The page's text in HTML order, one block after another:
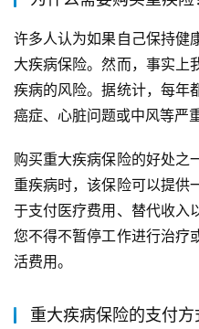
许多人认为如果自己保持健
大疾病保险。然而，事实上
疾病的风险。据统计，每年
癌症、心脏问题或中风等严
购买重大疾病保险的好处之
重疾病时，该保险可以提供
于支付医疗费用、替代收入
您不得不暂停工作进行治疗
活费用。
重大疾病保险的支付方